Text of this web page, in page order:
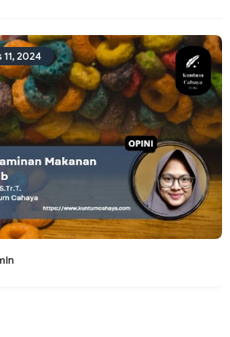
2024